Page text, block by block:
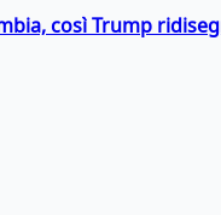
così Trump